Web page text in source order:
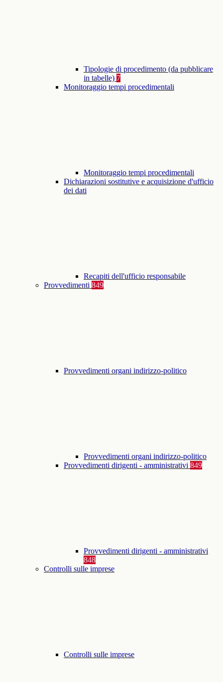
Tipologie di procedimento (da pubblicare
in tabelle) 7
Monitoraggio tempi procedimentali
Monitoraggio tempi procedimentali
Dichiarazioni sostitutive e acquisizione d'ufficio
dei dati
Recapiti dell'ufficio responsabile
Provvedimenti 849
Provvedimenti organi indirizzo-politico
Provvedimenti organi indirizzo-politico
Provvedimenti dirigenti - amministrativi 849
Provvedimenti dirigenti - amministrativi
848
Controlli sulle imprese
Controlli sulle imprese